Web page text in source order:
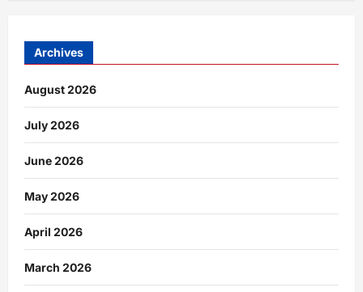
Archives
August 2026
July 2026
June 2026
May 2026
April 2026
March 2026